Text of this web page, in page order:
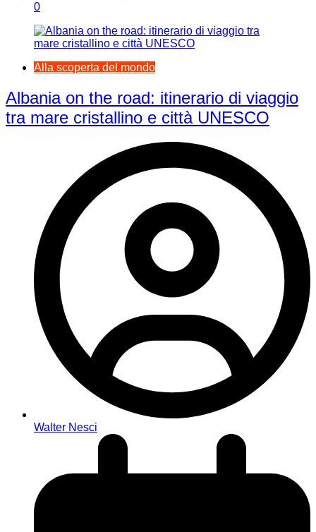
0
Alla scoperta del mondo
Albania on the road: itinerario di viaggio
tra mare cristallino e città UNESCO
Walter Nesci